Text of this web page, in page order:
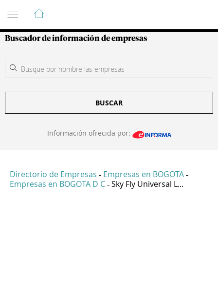
Guía de Empresas Colombianas
Buscador de información de empresas
BUSCAR
Información ofrecida por:
Directorio de Empresas - Empresas en BOGOTA -
Empresas en BOGOTA D C - Sky Fly Universal L...